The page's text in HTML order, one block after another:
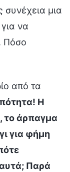
μια
να
Πόσο
από τα
Η
το άρπαγμα
για φήμη
Παρά